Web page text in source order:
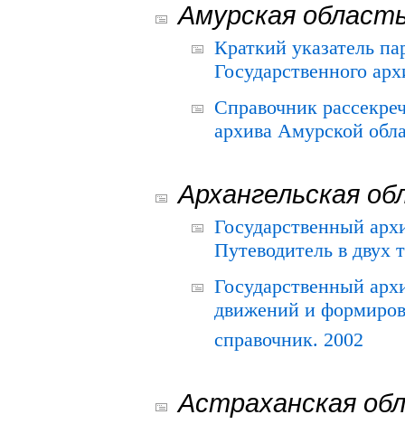
Амурская
Краткий указатель
Государственного
Справочник
архива Амурской
Архангельская
Государственный
Путеводитель в двух
Государственный
движений и
справочник. 2002
Астраханская